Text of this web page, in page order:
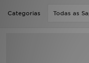
Categorias Todas as
MULHER